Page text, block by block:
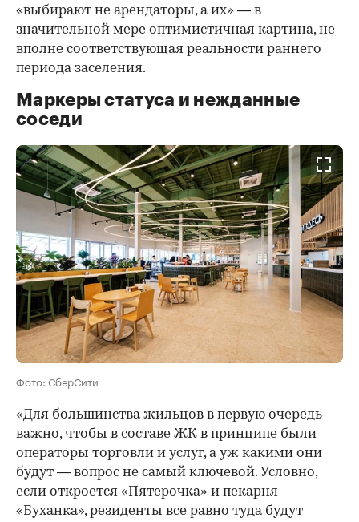
«выбирают не арендаторы, а их» — в
значительной мере оптимистичная картина, не
вполне соответствующая реальности раннего
периода заселения.
Маркеры статуса и нежданные
соседи
Фото: СберСити
«Для большинства жильцов в первую очередь
важно, чтобы в составе ЖК в принципе были
операторы торговли и услуг, а уж какими они
будут — вопрос не самый ключевой. Условно,
если откроется «Пятерочка» и пекарня
«Буханка», резиденты все равно туда будут